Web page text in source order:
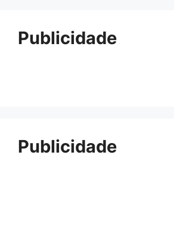
Publicidade
Publicidade